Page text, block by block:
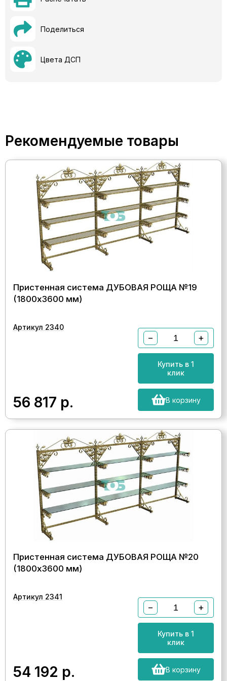
Поделиться
Цвета ДСП
Рекомендуемые товары
Пристенная система ДУБОВАЯ РОЩА №19
(1800х3600 мм)
Артикул 2340
56 817 р.
− +
Купить в 1
клик
В корзину
Пристенная система ДУБОВАЯ РОЩА №20
(1800х3600 мм)
Артикул 2341
54 192 р.
− +
Купить в 1
клик
В корзину